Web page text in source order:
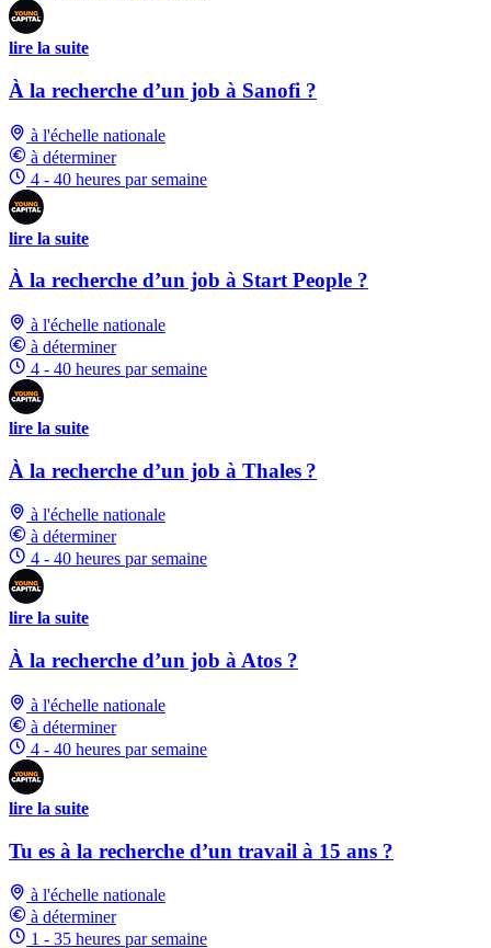
lire la suite
À la recherche d’un job à Sanofi ?
à l'échelle nationale
à déterminer
4 - 40 heures par semaine
lire la suite
À la recherche d’un job à Start People ?
à l'échelle nationale
à déterminer
4 - 40 heures par semaine
lire la suite
À la recherche d’un job à Thales ?
à l'échelle nationale
à déterminer
4 - 40 heures par semaine
lire la suite
À la recherche d’un job à Atos ?
à l'échelle nationale
à déterminer
4 - 40 heures par semaine
lire la suite
Tu es à la recherche d’un travail à 15 ans ?
à l'échelle nationale
à déterminer
1 - 35 heures par semaine